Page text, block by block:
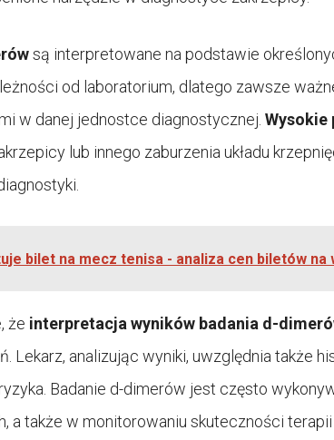
są interpretowane na podstawie
od laboratorium, dlatego zawsze
w danej jednostce diagnostycznej.
lub innego zaburzenia układu
bilet na mecz tenisa - analiza cen biletów
że interpretacja wyników badania d-
Lekarz, analizując wyniki, uwzględnia także
Badanie d-dimerów jest często
a także w monitorowaniu skuteczności